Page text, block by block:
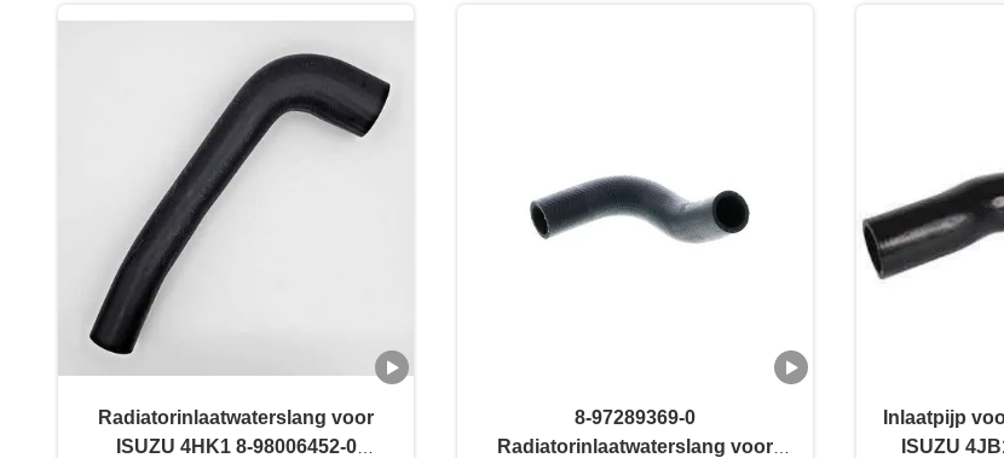
Radiatorinlaatwaterslang voor
ISUZU 4HK1 8-98006452-0
8-97289369-0
Radiatorinlaatwaterslang voor
Inlaatpijp
ISUZU